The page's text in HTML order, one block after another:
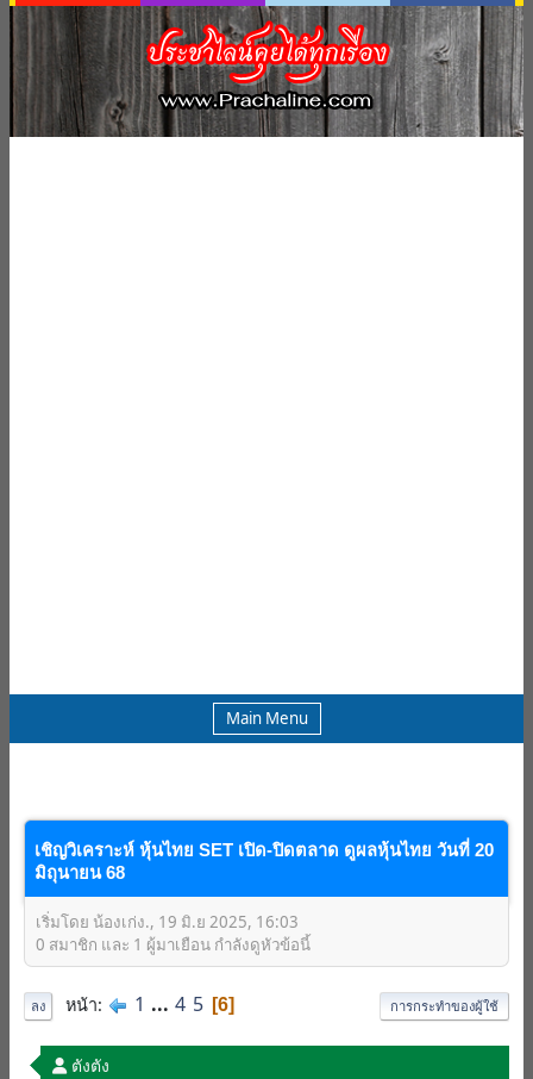
Main Menu
เชิญวิเคราะห์ หุ้นไทย SET เปิด-ปิดตลาด ดูผลหุ้นไทย วันที่ 20
มิถุนายน 68
เริ่มโดย น้องเก่ง., 19 มิ.ย 2025, 16:03
0 สมาชิก และ 1 ผู้มาเยือน กำลังดูหัวข้อนี้
ลง หน้า 1 ... 4 5 6 การกระทำของผู้ใช้
ตังตัง